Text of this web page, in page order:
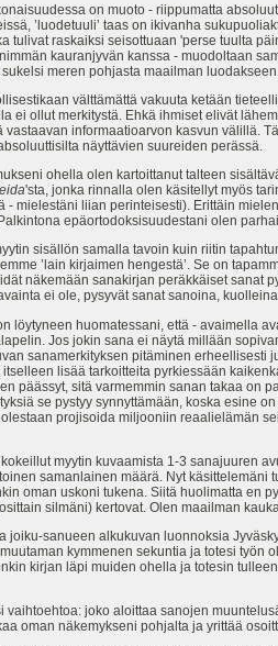
on muoto - riippumatta
’luodetuuli’ taas on ikivanha
tulivat raskaiksi seisottuaan 'perse tuulta
kauranjyvän kanssa - muodoltaan
meren pohjasta maailman
välttämättä vakuuta ketään
ei ollut merkitystä. Ehkä ihmiset elivät
vastaavan informaatioarvon kasvun välillä.
näyttävien suureiden perässä.
ohella olen kartoittanut talteen
'sta, jonka rinnalla olen käsitellyt myös
- mielestäni liian perinteisesti). Erittäin
epäortodoksisuudestani olen
sisällön samalla tavoin kuin riitin
’lain kirjaimen hengestä’. Se on
näkemään sanakirjan peräkkäiset sanat
ei ole, pysyvät sanat sanoina,
löytyneen huomatessani, että - avaimella
Jos jokin sana ei näytä millään
sanamerkityksen pitäminen
lisää tarkoitteita pyrkiessään
päässyt, sitä varmemmin sanan takaa on
se pystyy synnyttämään, koska esine
projisoida miljooniin reaalielämän
myytin kuvaamista 1-3 sanajuuren
samanlainen määrä. Nyt
oman uskoni tukena. Siitä huolimatta en
silmäni) kertovat. Olen maailman
joiku-sanueen alkukuvan luonnoksia
kymmenen sekuntia ja totesi työn
kirjan läpi muiden ohella ja totesin
vaihtoehtoa: joko aloittaa sanojen
oman näkemykseni pohjalta ja yrittää